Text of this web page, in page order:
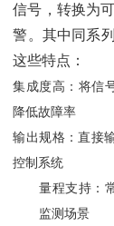
信号，转换为
警。其中同系
这些特点：
集成度高：将信
降低故障率
输出规格：直接
控制系统
量程支持：
监测场景